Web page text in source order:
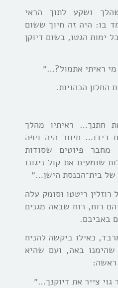
ושקע לתוך הראי
בו: היה זה חיוך ששום
ימות הגטו, בשום דיוקן
מי ראיתי אתמול?…״
החלון הכהויות.
חתנך… ראיתיו מהלך
בידו… חיוור היה ויפה
פיוטים שסודות
שומעים את קול ניגונו
בית־הכנסת הישן…״
רוזלין ריטטו וסומק עלה
רוח, רוח שבאה מגנים
באביבם.
כאילו ביקשה להניח
שהימנו באה, ועם שהיא
ראשה:
גוי צייר את דיוקנך…״